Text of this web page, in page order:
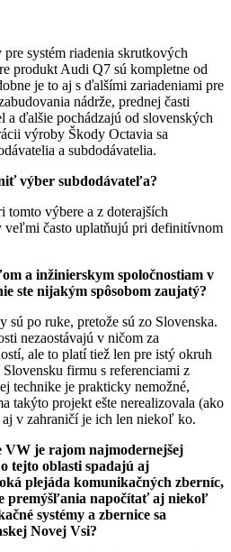
systém riadenia skrutkových
produkt Audi Q7 sú kompletne od
je to aj s ďalšími zariadeniami pre
nádrže, prednej časti
a ďalšie pochádzajú od slovenských
výroby Škody Octavia sa
a subdodávatelia.
výber subdodávateľa?
tomto výbere a z doterajších
veľmi často uplatňujú pri definitívnom
a inžinierskym spoločnostiam v
ste nijakým spôsobom zaujatý?
sú po ruke, pretože sú zo Slovenska.
nezaostávajú v ničom za
ale to platí tiež len pre istý okruh
firmu s referenciami z
technike je prakticky nemožné,
takýto projekt ešte nerealizovala (ako
v zahraničí je ich len niekoľ ko.
VW je rajom najmodernejšej
tejto oblasti spadajú aj
plejáda komunikačných zberníc,
premýšľania napočítať aj niekoľ
systémy a zbernice sa
Novej Vsi?